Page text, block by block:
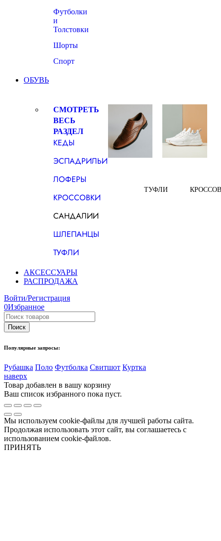
Футболки
и
Толстовки
Шорты
Спорт
ОБУВЬ
СМОТРЕТЬ
ВЕСЬ
РАЗДЕЛ
КЕДЫ
ЭСПАДРИЛЬИ
ЛОФЕРЫ
КРОССОВКИ
САНДАЛИИ
ШЛЕПАНЦЫ
ТУФЛИ
ТУФЛИ
АКСЕССУАРЫ
РАСПРОДАЖА
Войти/Регистрация
0Избранное
Популярные запросы:
Рубашка Поло Футболка Свитшот Куртка
наверх
Товар добавлен в вашу корзину
Ваш список избранного пока пуст.
Мы используем cookie-файлы для лучшей работы сайта.
Продолжая использовать этот сайт, вы соглашаетесь с
использованием cookie-файлов.
ПРИНЯТЬ